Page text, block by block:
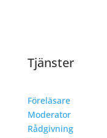
Tjänster
Föreläsare
Moderator
Rådgivning